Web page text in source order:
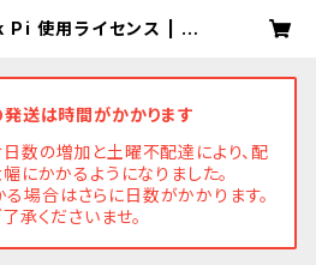
使用ライセンス | A
送は時間がかかります
数の増加と土曜不配達により、配
にかかるようになりました。
場合はさらに日数がかかります。
承くださいませ。